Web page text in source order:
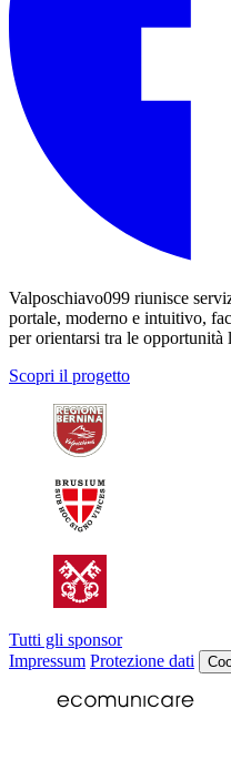
Valposchiavo099 riunisce
portale, moderno e intuitivo,
per orientarsi tra le
Scopri il progetto
Tutti gli sponsor
Impressum Protezione dati